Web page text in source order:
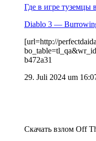
Где в игре туземцы
Diablo 3 —
[url=http://
b472a31
29. Juli 2024 um
Скачать взлом Off